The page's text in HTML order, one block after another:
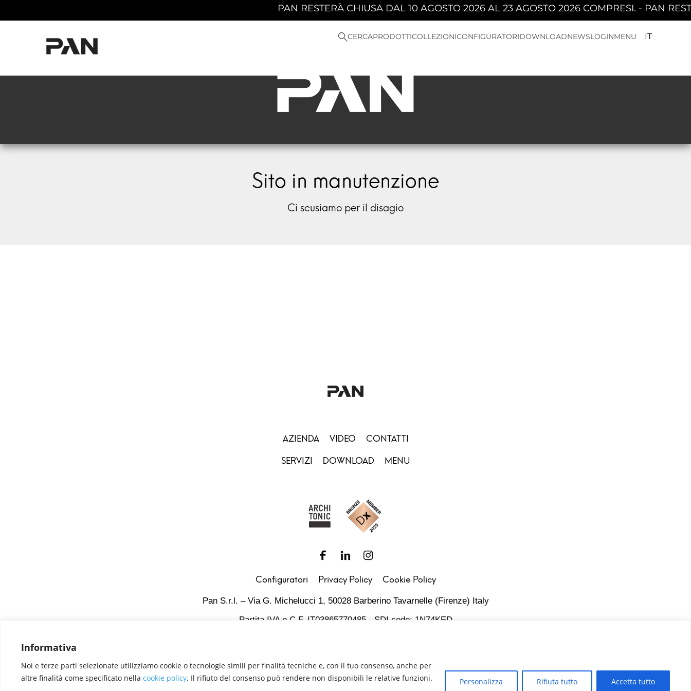
Informativa
Noi e terze parti selezionate utilizziamo cookie o tecnologie simili per finalità tecniche e, con il tuo consenso, anche per
altre finalità come specificato nella cookie policy. Il rifiuto del consenso può rendere non disponibili le relative funzioni. Personalizza Rifiuta tutto Accetta tutto
Sito in manutenzione
Ci scusiamo per il disagio
PAN RESTERÀ CHIUSA DAL 10 AGOSTO 2026 AL 23 AGOSTO 2026 COMPRESI. - PAN
CERCAPRODOTTICOLLEZIONICONFIGURATORIDOWNLOADNEWSLOGINMENU IT
AZIENDA VIDEO CONTATTI
SERVIZI DOWNLOAD MENU
Configuratori Privacy Policy Cookie Policy
Pan S.r.l. – Via G. Michelucci 1, 50028 Barberino Tavarnelle (Firenze) Italy
Partita IVA e C.F. IT03865770485 - SDI code: 1N74KED